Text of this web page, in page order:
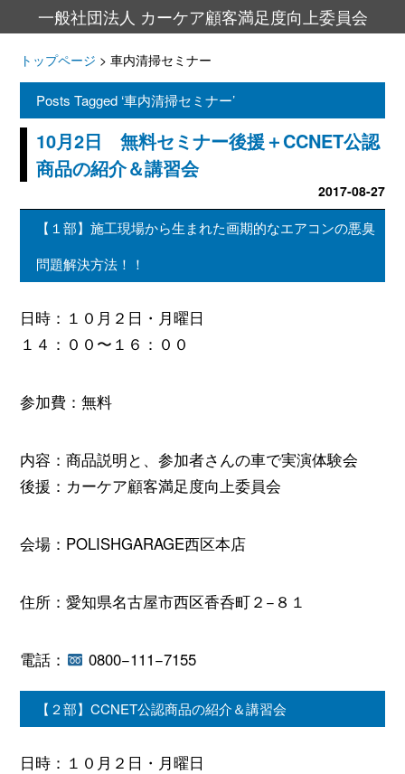
一般社団法人 カーケア顧客満足度向上委員会
トップページ >車内清掃セミナー
Posts Tagged ‘車内清掃セミナー’
10月2日 無料セミナー後援＋CCNET公認
商品の紹介＆講習会
2017-08-27
【１部】施工現場から生まれた画期的なエアコンの悪臭
問題解決方法！！
日時：１０月２日・月曜日
１４：００〜１６：００
参加費：無料
内容：商品説明と、参加者さんの車で実演体験会
後援：カーケア顧客満足度向上委員会
会場：POLISHGARAGE西区本店
住所：愛知県名古屋市西区香呑町２−８１
電話： 0800−111−7155
【２部】CCNET公認商品の紹介＆講習会
日時：１０月２日・月曜日